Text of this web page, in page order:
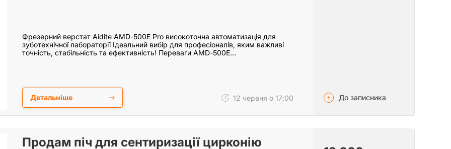
Фрезерний верстат Aidite AMD-500E Pro високоточна автоматизація для
зуботехнічної лабораторії Ідеальний вибір для професіоналів, яким важливі
точність, стабільність та ефективність! Переваги AMD-500E…
Детальніше 12 червня о 17:00 До записника
Продам піч для сентиризації цирконію